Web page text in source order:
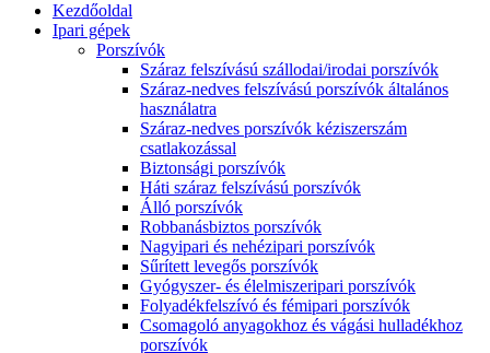
Kezdőoldal
Ipari gépek
Porszívók
Száraz felszívású szállodai/irodai porszívók
Száraz-nedves felszívású porszívók általános
használatra
Száraz-nedves porszívók kéziszerszám
csatlakozással
Biztonsági porszívók
Háti száraz felszívású porszívók
Álló porszívók
Robbanásbiztos porszívók
Nagyipari és nehézipari porszívók
Sűrített levegős porszívók
Gyógyszer- és élelmiszeripari porszívók
Folyadékfelszívó és fémipari porszívók
Csomagoló anyagokhoz és vágási hulladékhoz
porszívók